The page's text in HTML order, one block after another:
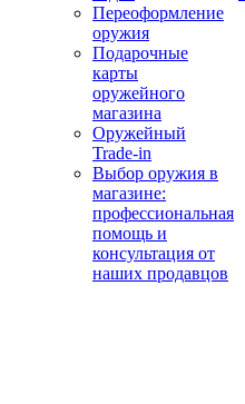
Переоформление
оружия
Подарочные
карты
оружейного
магазина
Оружейный
Trade-in
Выбор оружия в
магазине:
профессиональная
помощь и
консультация от
наших продавцов